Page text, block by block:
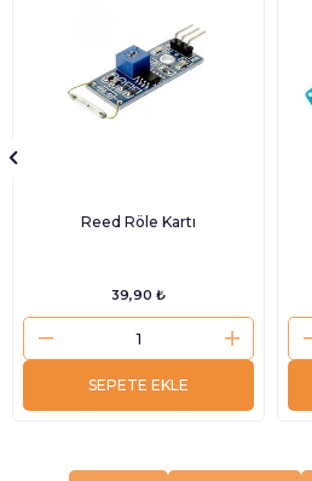
Reed Röle Kartı
39,90 ₺
SEPETE EKLE